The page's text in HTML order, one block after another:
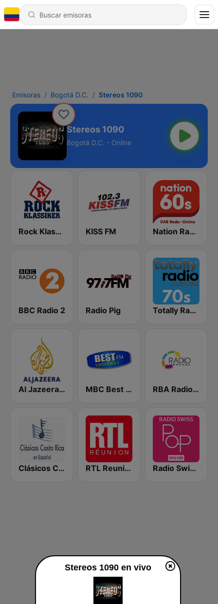
Emisoras Bogotá D.C. Stereos 1090
Stereos 1090
Bogotá D.C. - Online
Rock Klassiker KISS FM Nation Radio 60s
BBC Radio 2 Radio Pig Totally Radio 70s
Al Jazeera Arabic (قناة الجزيرة) MBC Best FM RBA Radio Rwanda
Clásicos Costa Rica Español RTL Reunion Radio Swiss Pop
Stereos 1090 en vivo